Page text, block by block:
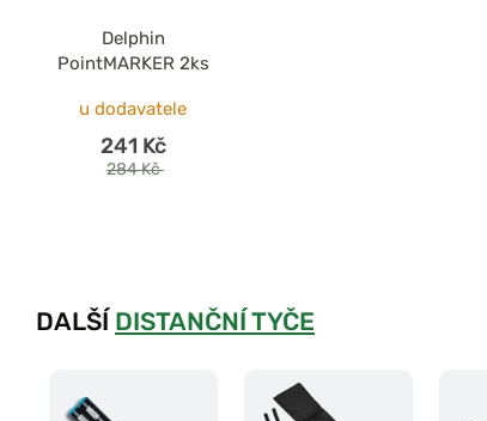
Delphin
PointMARKER 2ks
u dodavatele
241 Kč
284 Kč
DALŠÍ DISTANČNÍ TYČE